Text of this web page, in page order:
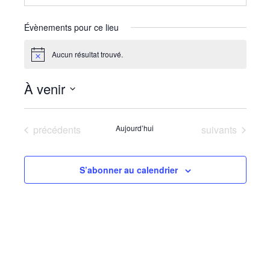
Évènements pour ce lieu
Notice Aucun résultat trouvé.
À venir
Sélectionnez
date.Évènements
précédents Aujourd’hui Évènements
suivants
S’abonner au calendrier